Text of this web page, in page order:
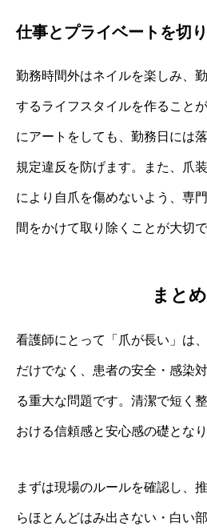
仕事とプライベートを切
勤務時間外はネイルを楽しみ、
するライフスタイルを作ること
にアートをしても、勤務日には
規定違反を防げます。また、爪
により自爪を傷めないよう、専
間をかけて取り除くことが大切で
まとめ
看護師にとって「爪が長い」は
だけでなく、患者の安全・感染
る重大な問題です。清潔で短く
おける信頼感と安心感の礎となり
まずは現場のルールを確認し、
らほとんどはみ出さない・白い